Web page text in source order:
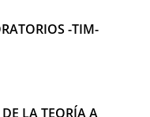
-TIM-
LA TEORÍA A